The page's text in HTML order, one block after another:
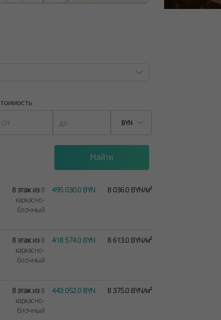
BYN
8 этаж из8
каркасно-
блочный
495 030.0 BYN 8 036.0 BYN/м²
8 этаж из8
каркасно-
блочный
418 574.0 BYN 8 613.0 BYN/м²
8 этаж из8
каркасно-
блочный
443 052.0 BYN 8 375.0 BYN/м²